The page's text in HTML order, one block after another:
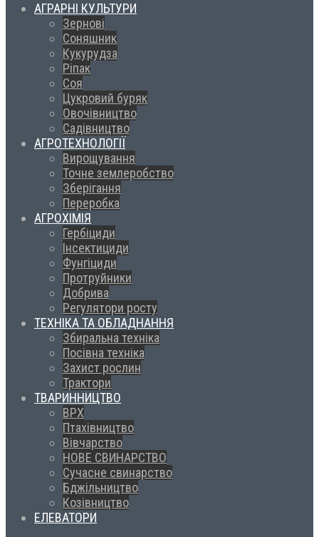
АГРАРНІ КУЛЬТУРИ
Зернові
Соняшник
Кукурудза
Ріпак
Соя
Цукровий буряк
Овочівництво
Садівництво
АГРОТЕХНОЛОГІЇ
Вирощування
Точне землеробство
Зберігання
Переробка
АГРОХІМІЯ
Гербіциди
Інсектициди
Фунгіциди
Протруйники
Добрива
Регулятори росту
ТЕХНІКА ТА ОБЛАДНАННЯ
Збиральна техніка
Посівна техніка
Захист рослин
Трактори
ТВАРИННИЦТВО
ВРХ
Птахівництво
Вівчарство
НОВЕ СВИНАРСТВО
Сучасне свинарство
Бджільництво
Козівництво
ЕЛЕВАТОРИ